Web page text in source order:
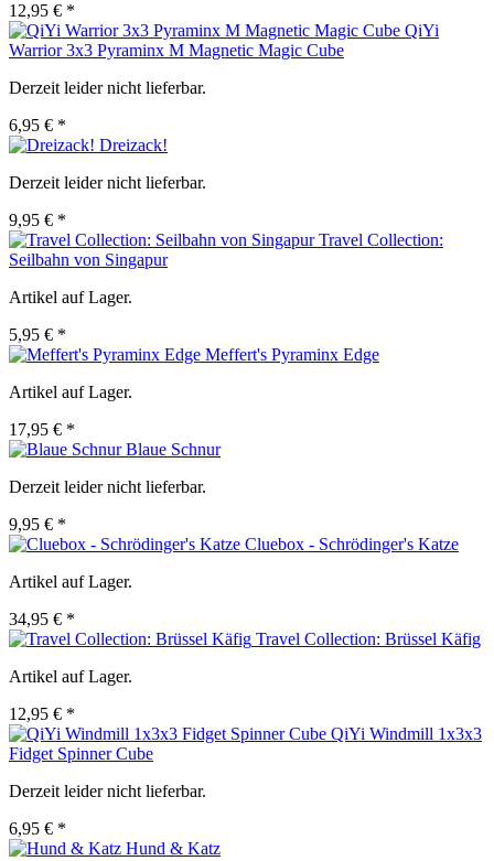
12,95 € *
QiYi
Warrior 3x3 Pyraminx M Magnetic Magic Cube
Derzeit leider nicht lieferbar.
6,95 € *
Dreizack!
Derzeit leider nicht lieferbar.
9,95 € *
Travel Collection:
Seilbahn von Singapur
Artikel auf Lager.
5,95 € *
Meffert's Pyraminx Edge
Artikel auf Lager.
17,95 € *
Blaue Schnur
Derzeit leider nicht lieferbar.
9,95 € *
Cluebox - Schrödinger's Katze
Artikel auf Lager.
34,95 € *
Travel Collection: Brüssel Käfig
Artikel auf Lager.
12,95 € *
QiYi Windmill 1x3x3
Fidget Spinner Cube
Derzeit leider nicht lieferbar.
6,95 € *
Hund & Katz